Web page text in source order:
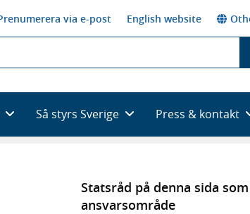
via e-post English website
Så styrs Sverige Press & kontakt
Statsråd på denna sida
ansvarsområde